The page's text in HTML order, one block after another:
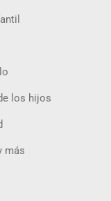
los hijos
más